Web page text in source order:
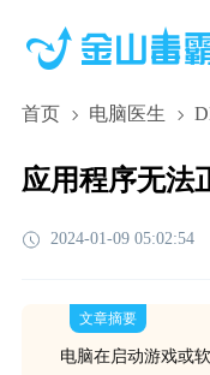
首页 电脑医生
应用程序无法
2024-01-09 05:02:54
文章摘要
电脑在启动游戏或